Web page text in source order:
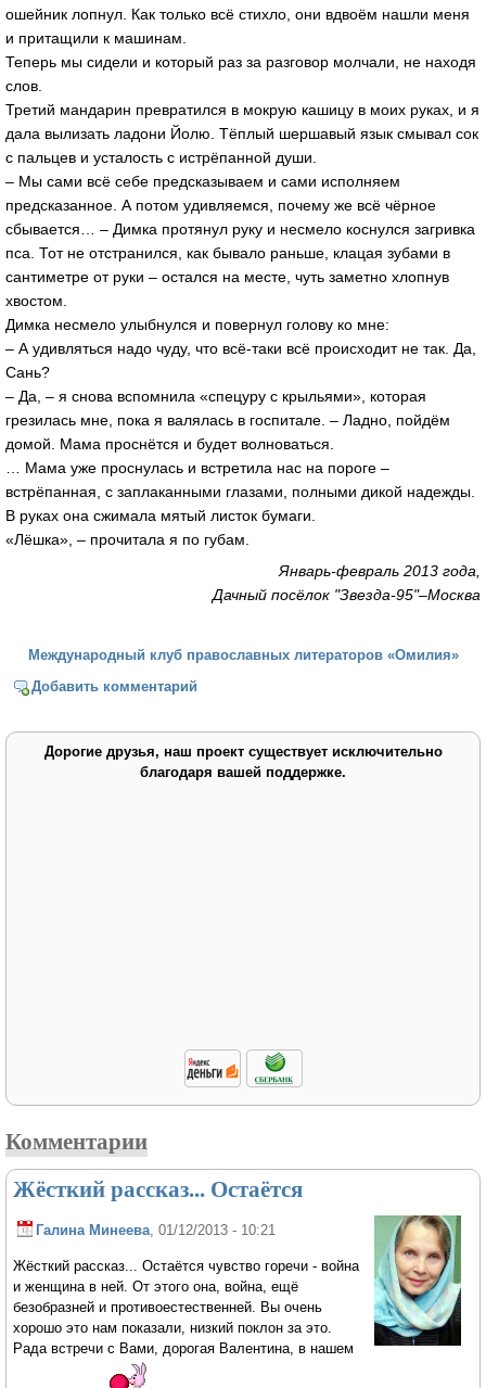
ошейник лопнул. Как только всё стихло, они вдвоём нашли меня
и притащили к машинам.
Теперь мы сидели и который раз за разговор молчали, не находя
слов.
Третий мандарин превратился в мокрую кашицу в моих руках, и я
дала вылизать ладони Йолю. Тёплый шершавый язык смывал сок
с пальцев и усталость с истрёпанной души.
– Мы сами всё себе предсказываем и сами исполняем
предсказанное. А потом удивляемся, почему же всё чёрное
сбывается… – Димка протянул руку и несмело коснулся загривка
пса. Тот не отстранился, как бывало раньше, клацая зубами в
сантиметре от руки – остался на месте, чуть заметно хлопнув
хвостом.
Димка несмело улыбнулся и повернул голову ко мне:
– А удивляться надо чуду, что всё-таки всё происходит не так. Да,
Сань?
– Да, – я снова вспомнила «спецуру с крыльями», которая
грезилась мне, пока я валялась в госпитале. – Ладно, пойдём
домой. Мама проснётся и будет волноваться.
… Мама уже проснулась и встретила нас на пороге –
встрёпанная, с заплаканными глазами, полными дикой надежды.
В руках она сжимала мятый листок бумаги.
«Лёшка», – прочитала я по губам.
Январь-февраль 2013 года,
Дачный посёлок "Звезда-95"–Москва
Международный клуб православных литераторов «Омилия»
Добавить комментарий
Дорогие друзья, наш проект существует исключительно
благодаря вашей поддержке.
Комментарии
Жёсткий рассказ... Остаётся
Галина Минеева, 01/12/2013 - 10:21
Жёсткий рассказ... Остаётся чувство горечи - война
и женщина в ней. От этого она, война, ещё
безобразней и противоестественней. Вы очень
хорошо это нам показали, низкий поклон за это.
Рада встречи с Вами, дорогая Валентина, в нашем